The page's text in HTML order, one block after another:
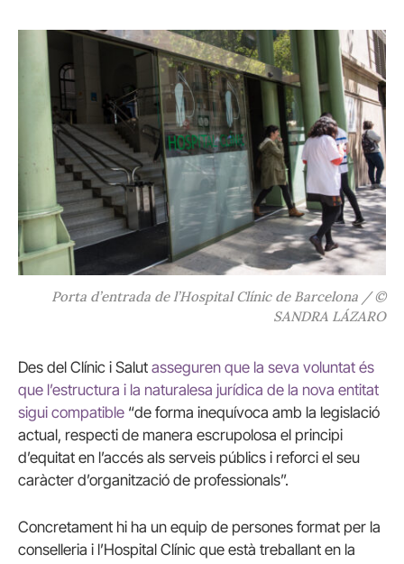
Porta d’entrada de l’Hospital Clínic de Barcelona / ©
SANDRA LÁZARO
Des del Clínic i Salut asseguren que la seva voluntat és
que l’estructura i la naturalesa jurídica de la nova entitat
sigui compatible “de forma inequívoca amb la legislació
actual, respecti de manera escrupolosa el principi
d’equitat en l’accés als serveis públics i reforci el seu
caràcter d’organització de professionals”.
Concretament hi ha un equip de persones format per la
conselleria i l’Hospital Clínic que està treballant en la